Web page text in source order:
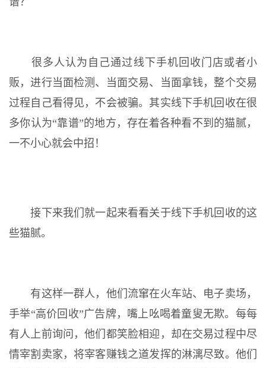
很多人认为自己通过线下手机回收门店或者小
贩，进行当面检测、当面交易、当面拿钱，整个交易
过程自己看得见，不会被骗。其实线下手机回收在很
多你认为“靠谱”的地方，存在着各种看不到的猫腻，
一不小心就会中招！
接下来我们就一起来看看关于线下手机回收的这
些猫腻。
有这样一群人，他们流窜在火车站、电子卖场，
手举“高价回收”广告牌，嘴上吆喝着童叟无欺。每每
有人上前询问，他们都笑脸相迎，却在交易过程中尽
情宰割卖家，将宰客赚钱之道发挥的淋漓尽致。他们